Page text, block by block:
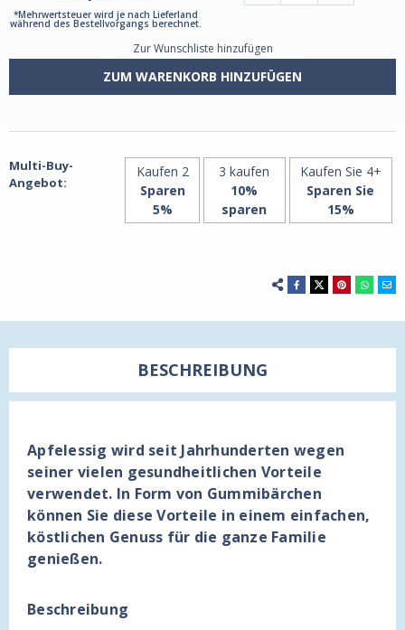
*Mehrwertsteuer wird je nach Lieferland
während des Bestellvorgangs berechnet.
Apfelessig-
Gummis,
Erdbeer-
Geschmack,
Trace
Minerals
Gummis,
Geschmack,
Trace
Minerals
Zur Wunschliste hinzufügen
ZUM WARENKORB HINZUFÜGEN
Multi-Buy-
Angebot:
Kaufen 2
Sparen
5%
3 kaufen
10%
sparen
Kaufen Sie 4+
Sparen Sie
15%
BESCHREIBUNG
Apfelessig wird seit Jahrhunderten wegen
seiner vielen gesundheitlichen Vorteile
verwendet. In Form von Gummibärchen
können Sie diese Vorteile in einem einfachen,
köstlichen Genuss für die ganze Familie
genießen.
Beschreibung